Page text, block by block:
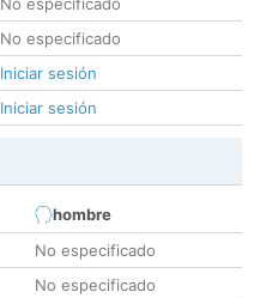
No especificado
Iniciar sesión
Iniciar sesión
hombre
No especificado
No especificado